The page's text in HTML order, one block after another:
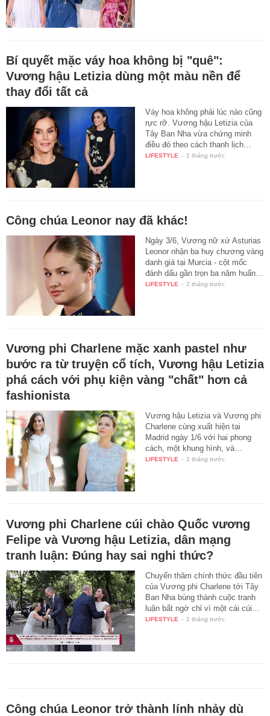
Bí quyết mặc váy hoa không bị "quê":
Vương hậu Letizia dùng một màu nền để
thay đổi tất cả
Váy hoa không phải lúc nào cũng
rực rỡ. Vương hậu Letizia của
Tây Ban Nha vừa chứng minh
điều đó theo cách thanh lịch…
LIFESTYLE - 1 tháng trước
Công chúa Leonor nay đã khác!
Ngày 3/6, Vương nữ xứ Asturias
Leonor nhận ba huy chương vàng
danh giá tại Murcia - cột mốc
đánh dấu gần trọn ba năm huấn…
LIFESTYLE - 2 tháng trước
Vương phi Charlene mặc xanh pastel như
bước ra từ truyện cổ tích, Vương hậu Letizia
phá cách với phụ kiện vàng "chất" hơn cả
fashionista
Vương hậu Letizia và Vương phi
Charlene cùng xuất hiện tại
Madrid ngày 1/6 với hai phong
cách, một khung hình, và…
LIFESTYLE - 2 tháng trước
Vương phi Charlene cúi chào Quốc vương
Felipe và Vương hậu Letizia, dân mạng
tranh luận: Đúng hay sai nghi thức?
Chuyến thăm chính thức đầu tiên
của Vương phi Charlene tới Tây
Ban Nha bùng thành cuộc tranh
luận bất ngờ chỉ vì một cái cúi…
LIFESTYLE - 2 tháng trước
Công chúa Leonor trở thành lính nhảy dù